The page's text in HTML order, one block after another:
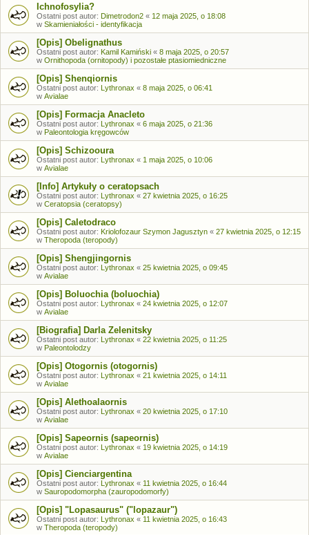
Ichnofosylia?
Ostatni post autor: Dimetrodon2 « 12 maja 2025, o 18:08
w Skamieniałości - identyfikacja
[Opis] Obelignathus
Ostatni post autor: Kamil Kamiński « 8 maja 2025, o 20:57
w Ornithopoda (ornitopody) i pozostałe ptasiomiedniczne
[Opis] Shenqiornis
Ostatni post autor: Lythronax « 8 maja 2025, o 06:41
w Avialae
[Opis] Formacja Anacleto
Ostatni post autor: Lythronax « 6 maja 2025, o 21:36
w Paleontologia kręgowców
[Opis] Schizooura
Ostatni post autor: Lythronax « 1 maja 2025, o 10:06
w Avialae
[Info] Artykuły o ceratopsach
Ostatni post autor: Lythronax « 27 kwietnia 2025, o 16:25
w Ceratopsia (ceratopsy)
[Opis] Caletodraco
Ostatni post autor: Kriolofozaur Szymon Jagusztyn « 27 kwietnia 2025, o 12:15
w Theropoda (teropody)
[Opis] Shengjingornis
Ostatni post autor: Lythronax « 25 kwietnia 2025, o 09:45
w Avialae
[Opis] Boluochia (boluochia)
Ostatni post autor: Lythronax « 24 kwietnia 2025, o 12:07
w Avialae
[Biografia] Darla Zelenitsky
Ostatni post autor: Lythronax « 22 kwietnia 2025, o 11:25
w Paleontolodzy
[Opis] Otogornis (otogornis)
Ostatni post autor: Lythronax « 21 kwietnia 2025, o 14:11
w Avialae
[Opis] Alethoalaornis
Ostatni post autor: Lythronax « 20 kwietnia 2025, o 17:10
w Avialae
[Opis] Sapeornis (sapeornis)
Ostatni post autor: Lythronax « 19 kwietnia 2025, o 14:19
w Avialae
[Opis] Cienciargentina
Ostatni post autor: Lythronax « 11 kwietnia 2025, o 16:44
w Sauropodomorpha (zauropodomorfy)
[Opis] "Lopasaurus" ("lopazaur")
Ostatni post autor: Lythronax « 11 kwietnia 2025, o 16:43
w Theropoda (teropody)